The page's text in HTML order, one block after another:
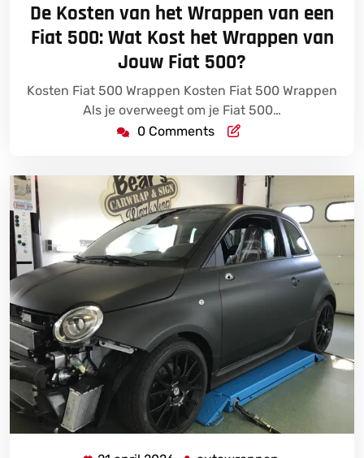
2026
De Kosten van het Wrappen van een
Fiat 500: Wat Kost het Wrappen van
Jouw Fiat 500?
Kosten Fiat 500 Wrappen Kosten Fiat 500 Wrappen
Als je overweegt om je Fiat 500…
0 Comments